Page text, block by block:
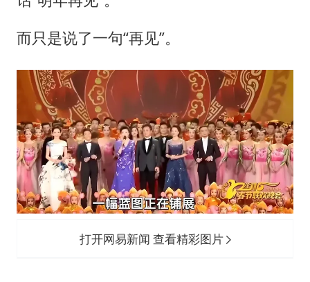
而只是说了一句“再见”。
打开网易新闻 查看精彩图片